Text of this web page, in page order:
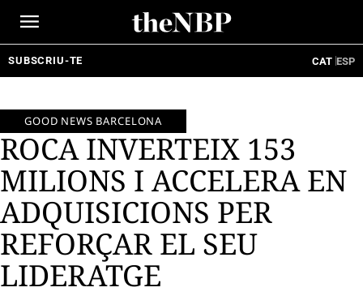
SUBSCRIU-TE CAT ESP
GOOD NEWS BARCELONA
ROCA INVERTEIX 153
MILIONS I ACCELERA EN
ADQUISICIONS PER
REFORÇAR EL SEU
LIDERATGE